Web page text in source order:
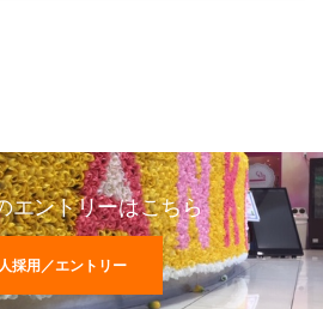
エントリーはこちら
採用／エントリー